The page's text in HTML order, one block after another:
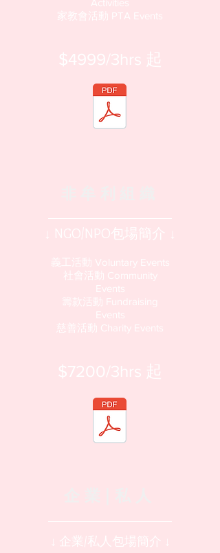
Activities
家教會活動 PTA Events
​$4999/3hrs 起​
↓​ NGO/NPO包場簡介 ↓
義工活動 Voluntary Events
社會活動 Community
Events
籌款活動 Fundraising
Events
慈善活動 Charity Events
​$7200/3hrs 起​
↓​ 企業/私人包場簡介 ↓